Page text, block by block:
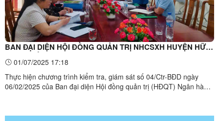
BAN ĐẠI DIỆN HỘI ĐỒNG QUẢN TRỊ NHCSXH HUYỆN HỮU
LŨNG KIỂM TRA, GIÁM SÁT TẠI XÃ YÊN THỊNH
01/07/2025 17:18
Thực hiện chương trình kiểm tra, giám sát số 04/Ctr-BĐD ngày
06/02/2025 của Ban đại diện Hội đồng quản trị (HĐQT) Ngân hàng
Nguyễn Biên Hợi, Chủ tịch hội Cựu chiên binh huyện làm Trưởng ...